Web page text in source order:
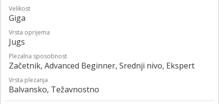
Velikost
Giga
Vrsta oprijema
Jugs
Plezalna sposobnost
Začetnik, Advanced Beginner, Srednji nivo, Ekspert
Vrsta plezanja
Balvansko, Težavnostno